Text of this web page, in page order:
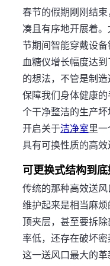
春节的假期刚刚结
凑且有序地开展着
节期间智能穿戴设
血糖仪增长幅度达
的想法，不管是制
保障我们身体健康
个干净整洁的生产
开启关于洁净室里
具有可换性质的高效
可更换式结构到
传统的那种高效送风
维护起来是相当麻
顶夹层，甚至要拆
率低，还存在破坏
这一送风口最大的